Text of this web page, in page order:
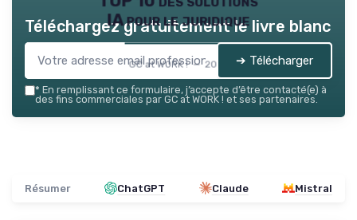
IA pour le juridique
GC at WORK ! — 2026
Téléchargez gratuitement le livre blanc
➔ Télécharger
* En remplissant ce formulaire, j’accepte d’être contacté(e) à
des fins commerciales par GC at WORK ! et ses partenaires.
Résumer ChatGPT Claude Mistral